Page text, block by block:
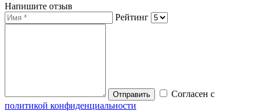
Напишите отзыв
Рейтинг
Отправить
Согласен с
политикой конфиденциальности